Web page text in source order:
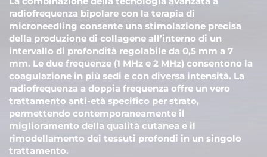
radiofrequenza bipolare con la terapia di
microneedling consente una stimolazione precisa
della produzione di collagene all’interno di un
intervallo di profondità regolabile da 0,5 mm a 7
mm. Le due frequenze (1 MHz e 2 MHz) consentono la
coagulazione in più sedi e con diversa intensità. La
radiofrequenza a doppia frequenza offre un vero
trattamento anti-età specifico per strato,
permettendo contemporaneamente il
miglioramento della qualità cutanea e il
rimodellamento dei tessuti profondi in un singolo
trattamento.